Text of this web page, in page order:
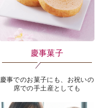
慶事菓子
慶事でのお菓子にも、お祝いの
席での手土産としても